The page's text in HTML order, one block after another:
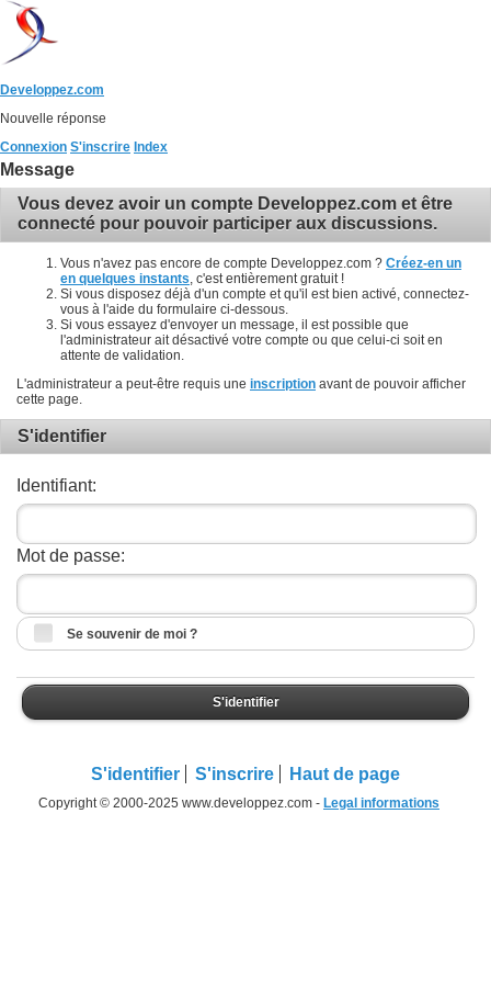
Developpez.com
Nouvelle réponse
Connexion S'inscrire Index
Message
Vous devez avoir un compte Developpez.com et être
connecté pour pouvoir participer aux discussions.
Vous n'avez pas encore de compte Developpez.com ? Créez-en un
en quelques instants , c'est entièrement gratuit !
Si vous disposez déjà d'un compte et qu'il est bien activé, connectez-
vous à l'aide du formulaire ci-dessous.
Si vous essayez d'envoyer un message, il est possible que
l'administrateur ait désactivé votre compte ou que celui-ci soit en
attente de validation.
L'administrateur a peut-être requis une inscription avant de pouvoir afficher
cette page.
S'identifier
Identifiant:
Mot de passe:
Se souvenir de moi ?
S'identifier
S'identifier S'inscrire Haut de page
Copyright © 2000-2025 www.developpez.com - Legal informations